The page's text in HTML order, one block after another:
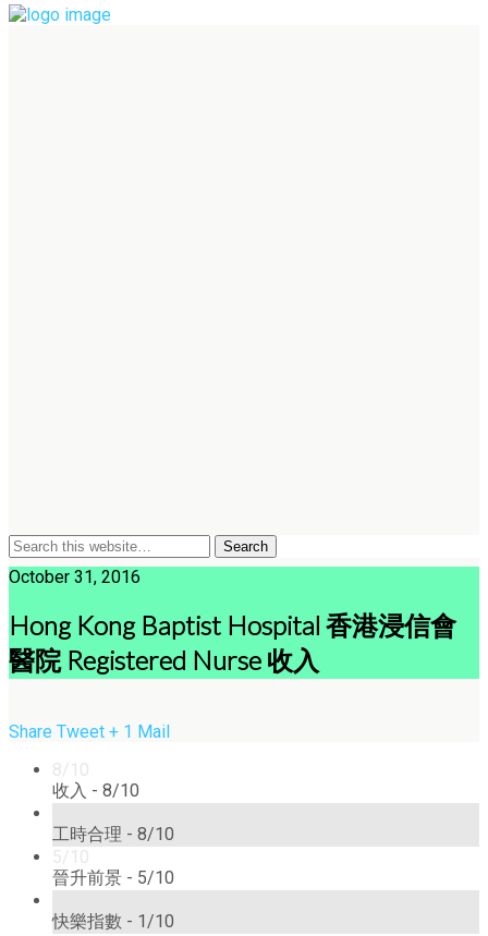
October 31, 2016
Hong Kong Baptist Hospital 香港浸信會
醫院 Registered Nurse 收入
Share Tweet + 1 Mail
8/10
收入 - 8/10
工時合理 - 8/10
5/10
晉升前景 - 5/10
快樂指數 - 1/10